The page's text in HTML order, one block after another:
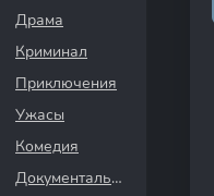
Драма
Криминал
Приключения
Ужасы
Комедия
Документальный